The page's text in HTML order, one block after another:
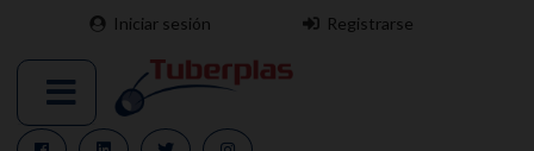
Iniciar sesión Registrarse